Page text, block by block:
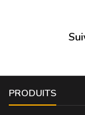
PRODUITS